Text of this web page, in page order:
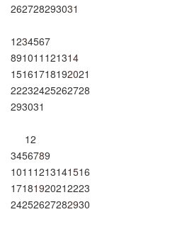
262728293031
1234567
891011 121314
15161718192021
22232425262728
293031
12
3456789
1011 1213141516
17181920212223
24252627282930